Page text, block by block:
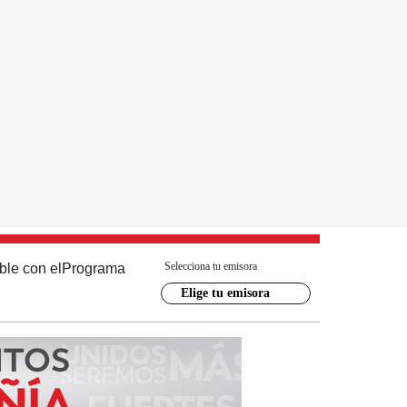
con el Programa Selecciona tu emisora
Elige tu emisora